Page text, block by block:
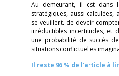
Au demeurant, il est dans
stratégiques, aussi calculées,
se veuillent, de devoir
irréductibles incertitudes, et
une probabilité de succès
situations conflictuelles
Il reste 96 % de l'article à